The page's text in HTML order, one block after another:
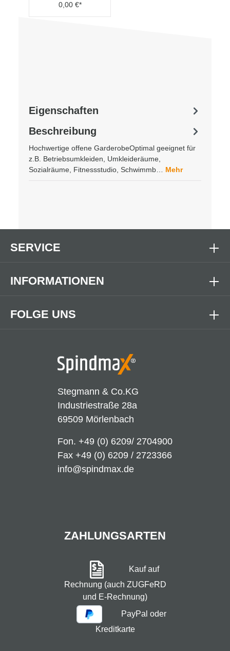
0,00 €*
Beschreibung
Hochwertige offene GarderobeOptimal geeignet für
z.B. Betriebsumkleiden, Umkleideräume,
Sozialräume, Fitnessstudio, Schwimmb… Mehr
Eigenschaften
Stegmann & Co.KG
Industriestraße 28a
69509 Mörlenbach
Fon. +49 (0) 6209/ 2704900
Fax +49 (0) 6209 / 2723366
info@spindmax.de
FOLGE UNS
SERVICE
INFORMATIONEN
ZAHLUNGSARTEN
Kauf auf
Rechnung (auch ZUGFeRD
und E-Rechnung)
PayPal oder
Kreditkarte